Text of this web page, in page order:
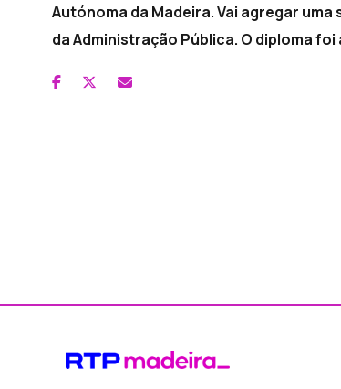
Autónoma da Madeira. Vai agregar
da Administração Pública. O diploma